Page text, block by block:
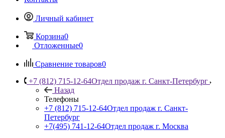
Личный кабинет
Корзина0
Отложенные0
Сравнение товаров0
+7 (812) 715-12-64Отдел продаж г. Санкт-Петербург
Назад
Телефоны
+7 (812) 715-12-64Отдел продаж г. Санкт-
Петербург
+7(495) 741-12-64Отдел продаж г. Москва